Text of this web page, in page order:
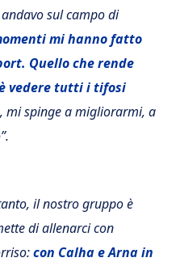
sul campo di
mi hanno fatto
Quello che rende
vedere tutti i tifosi
mi spinge a migliorarmi, a
il nostro gruppo è
di allenarci con
con Calha e Arna in